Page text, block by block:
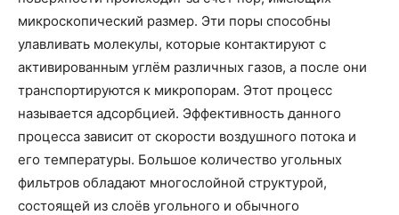
микроскопический размер. Эти поры способны
улавливать молекулы, которые контактируют с
активированным углём различных газов, а после они
транспортируются к микропорам. Этот процесс
называется адсорбцией. Эффективность данного
процесса зависит от скорости воздушного потока и
его температуры. Большое количество угольных
фильтров обладают многослойной структурой,
состоящей из слоёв угольного и обычного